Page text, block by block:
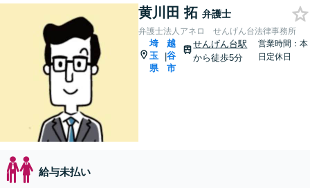
黄川田 拓 弁護士
弁護士法人アネロ せんげん台法律事務所
埼
玉
県
|
越
谷
市
せんげん台駅
から徒歩5分
営業時間：本
日定休日
給与未払い